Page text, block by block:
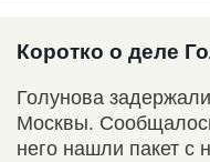
Коротко о деле
Голунова
Москвы.
него нашли пакет с